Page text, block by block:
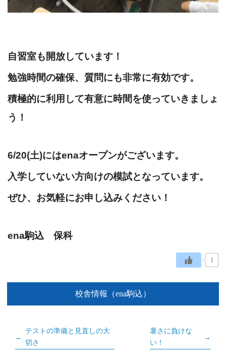
自習室も開放しています！
勉強時間の確保、質問にも非常に有効です。
積極的に利用して有意に時間を使っていきましょ
う！
6/20(土)にはenaオープンがございます。
入学していない方向けの模試となっています。
ぜひ、お気軽にお申し込みください！
ena駒込 保科
1
校舎情報（ena駒込）
テストの準備と見直しの大
切さ
暑さに負けな
い！